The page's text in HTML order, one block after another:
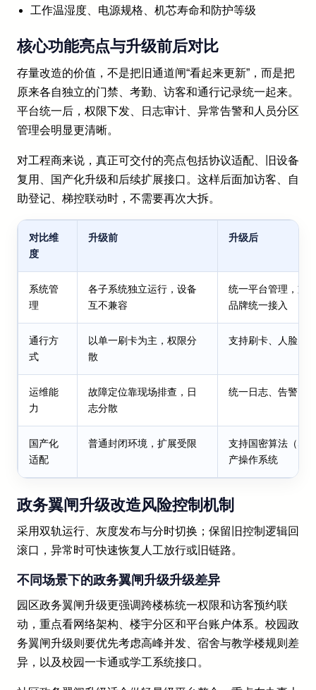
工作温湿度、电源规格、机芯寿命和防护等级
核心功能亮点与升级前后对比
存量改造的价值，不是把旧通道闸“看起来更新”，而是把
原来各自独立的门禁、考勤、访客和通行记录统一起来。
平台统一后，权限下发、日志审计、异常告警和人员分区
管理会明显更清晰。
对工程商来说，真正可交付的亮点包括协议适配、旧设备
复用、国产化升级和后续扩展接口。这样后面加访客、自
助登记、梯控联动时，不需要再次大拆。
对比维
度
升级前 升级后
系统管
理
各子系统独立运行，设备
互不兼容
统一平台管理，支
品牌统一接入
通行方
式
以单一刷卡为主，权限分
散
支持刷卡、人脸、
运维能
力
故障定位靠现场排查，日
志分散
统一日志、告警、
国产化
适配
普通封闭环境，扩展受限
支持国密算法（
产操作系统
政务翼闸升级改造风险控制机制
采用双轨运行、灰度发布与分时切换；保留旧控制逻辑回
滚口，异常时可快速恢复人工放行或旧链路。
不同场景下的政务翼闸升级升级差异
园区政务翼闸升级更强调跨楼栋统一权限和访客预约联
动，重点看网络架构、楼宇分区和平台账户体系。校园政
务翼闸升级则要优先考虑高峰并发、宿舍与教学楼规则差
异，以及校园一卡通或学工系统接口。